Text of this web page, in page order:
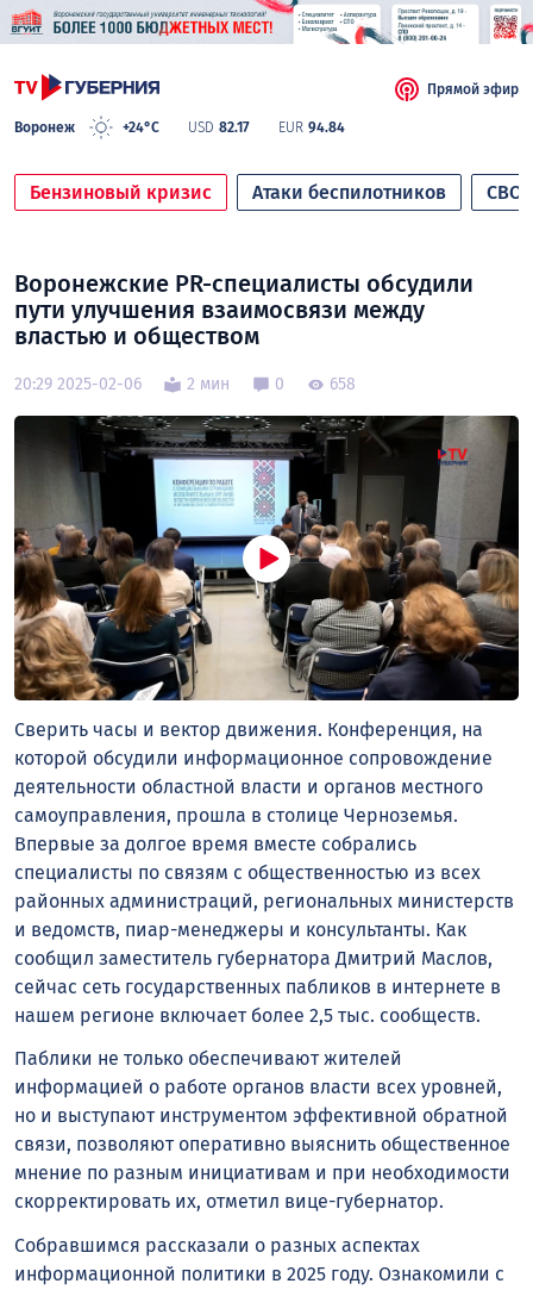
Воронеж +24°C USD 82.17 EUR 94.84
Прямой эфир
Бензиновый кризис Атаки беспилотников СВО
Воронежские PR-специалисты обсудили
пути улучшения взаимосвязи между
властью и обществом
20:29 2025-02-06 2 мин 0 658
Сверить часы и вектор движения. Конференция, на
которой обсудили информационное сопровождение
деятельности областной власти и органов местного
самоуправления, прошла в столице Черноземья.
Впервые за долгое время вместе собрались
специалисты по связям с общественностью из всех
районных администраций, региональных министерств
и ведомств, пиар-менеджеры и консультанты. Как
сообщил заместитель губернатора Дмитрий Маслов,
сейчас сеть государственных пабликов в интернете в
нашем регионе включает более 2,5 тыс. сообществ.
Паблики не только обеспечивают жителей
информацией о работе органов власти всех уровней,
но и выступают инструментом эффективной обратной
связи, позволяют оперативно выяснить общественное
мнение по разным инициативам и при необходимости
скорректировать их, отметил вице-губернатор.
Собравшимся рассказали о разных аспектах
информационной политики в 2025 году. Ознакомили с